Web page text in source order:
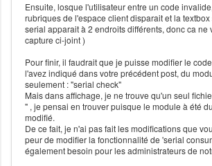
Ensuite, losque l'utilisateur entre un code
rubriques de l'espace client disparait et la
serial apparait à 2 endroits différents, donc ca ne
capture ci-joint )
Pour finir, il faudrait que je puisse modifier le
l'avez indiqué dans votre précédent post, du
seulement : "serial check"
Mais dans affichage, je ne trouve qu'un seul
" , je pensai en trouver puisque le module à été
modifié.
De ce fait, je n'ai pas fait les modifications que
peur de modifier la fonctionnalité de 'serial
également besoin pour les administrateurs de